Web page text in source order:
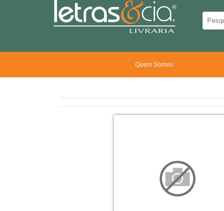
Quem Somos